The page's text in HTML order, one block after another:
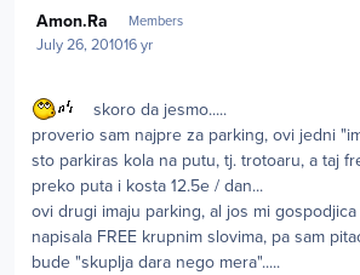
Amon.Ra Members
July 26, 201016 yr
skoro da jesmo.....
proverio sam najpre za parking, ovi jedni
sto parkiras kola na putu, tj. trotoaru, a taj
preko puta i kosta 12.5e / dan...
ovi drugi imaju parking, al jos mi
napisala FREE krupnim slovima, pa sam
bude "skuplja dara nego mera".....